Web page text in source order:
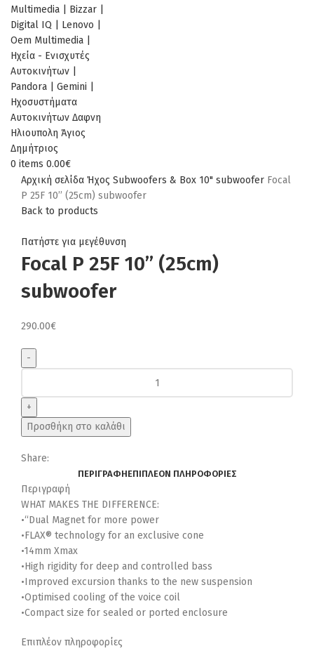
0 items 0.00€
Αρχική σελίδα Ήχος Subwoofers & Box 10" subwoofer Focal
P 25F 10’’ (25cm) subwoofer
Back to products
Πατήστε για μεγέθυνση
Focal P 25F 10’’ (25cm)
subwoofer
290.00€
25F
10’’
(25cm)
subwoofer
Προσθήκη στο καλάθι
Share:
ΠΕΡΙΓΡΑΦΉΕΠΙΠΛΈΟΝ ΠΛΗΡΟΦΟΡΊΕΣ
Περιγραφή
WHAT MAKES THE DIFFERENCE:
•“Dual Magnet for more power
•FLAX® technology for an exclusive cone
•14mm Xmax
•High rigidity for deep and controlled bass
•Improved excursion thanks to the new suspension
•Optimised cooling of the voice coil
•Compact size for sealed or ported enclosure
Επιπλέον πληροφορίες